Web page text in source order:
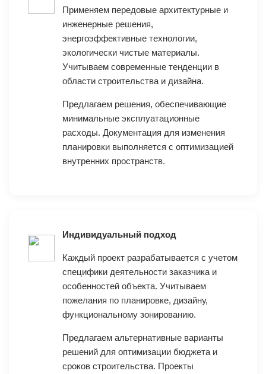
Применяем передовые архитектурные и
инженерные решения,
энергоэффективные технологии,
экологически чистые материалы.
Учитываем современные тенденции в
области строительства и дизайна.
Предлагаем решения, обеспечивающие
минимальные эксплуатационные
расходы. Документация для изменения
планировки выполняется с оптимизацией
внутренних пространств.
Индивидуальный подход
Каждый проект разрабатывается с учетом
специфики деятельности заказчика и
особенностей объекта. Учитываем
пожелания по планировке, дизайну,
функциональному зонированию.
Предлагаем альтернативные варианты
решений для оптимизации бюджета и
сроков строительства. Проекты